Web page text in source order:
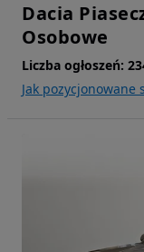
Dacia
Osobowe
Liczba ogłoszeń:
Jak pozycjonowane